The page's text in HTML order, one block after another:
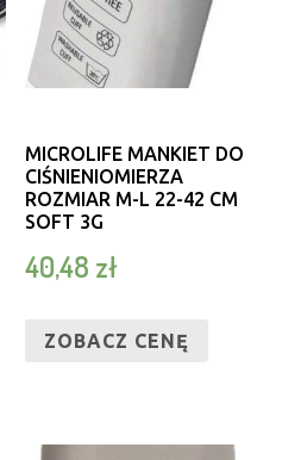
MICROLIFE MANKIET DO
CIŚNIENIOMIERZA
ROZMIAR M-L 22-42 CM
SOFT 3G
40,48 zł
ZOBACZ CENĘ